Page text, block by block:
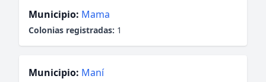
Municipio: Mama
Colonias registradas: 1
Municipio: Maní